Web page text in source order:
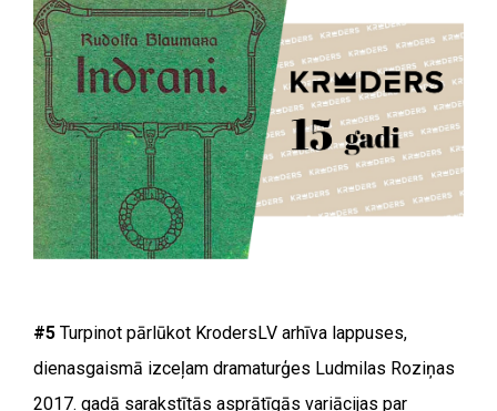
#5 Turpinot pārlūkot KrodersLV arhīva lappuses,
dienasgaismā izceļam dramaturģes Ludmilas Roziņas
2017. gadā sarakstītās asprātīgās variācijas par